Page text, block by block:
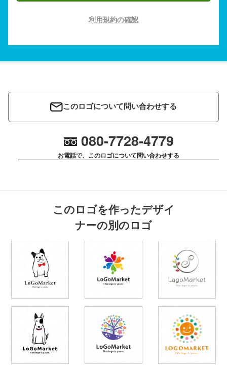
利用規約の確認
このロゴについて問い合わせする
080-7728-4779
お電話で、このロゴについて問い合わせする
このロゴを作ったデザイ
ナーの別のロゴ